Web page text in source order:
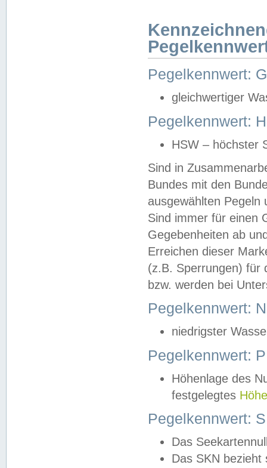
Pegelkennwert:
gleichwertiger
Pegelkennwert:
HSW – höchster
Sind in
Bundes mit den
ausgewählten
Sind immer für einen
Gegebenheiten ab
Erreichen dieser
(z.B. Sperrungen) für
bzw. werden bei
Pegelkennwert:
niedrigster
Pegelkennwert:
Höhenlage des
festgelegtes
Pegelkennwert:
Das
Das SKN